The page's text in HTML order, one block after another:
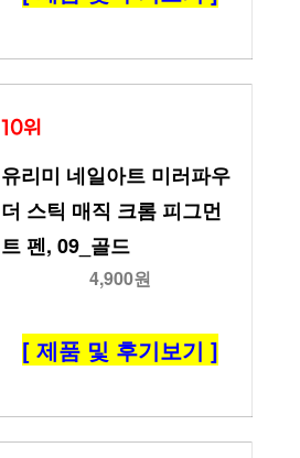
10위
유리미 네일아트 미러파우
더 스틱 매직 크롬 피그먼
트 펜, 09_골드
4,900원
[ 제품 및 후기보기 ]